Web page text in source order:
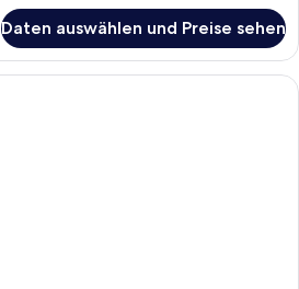
Daten auswählen und Preise sehen